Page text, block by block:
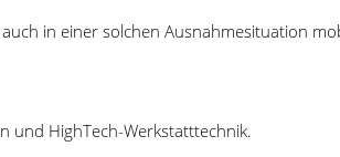
in einer solchen Ausnahmesituation
und HighTech-Werkstatttechnik.